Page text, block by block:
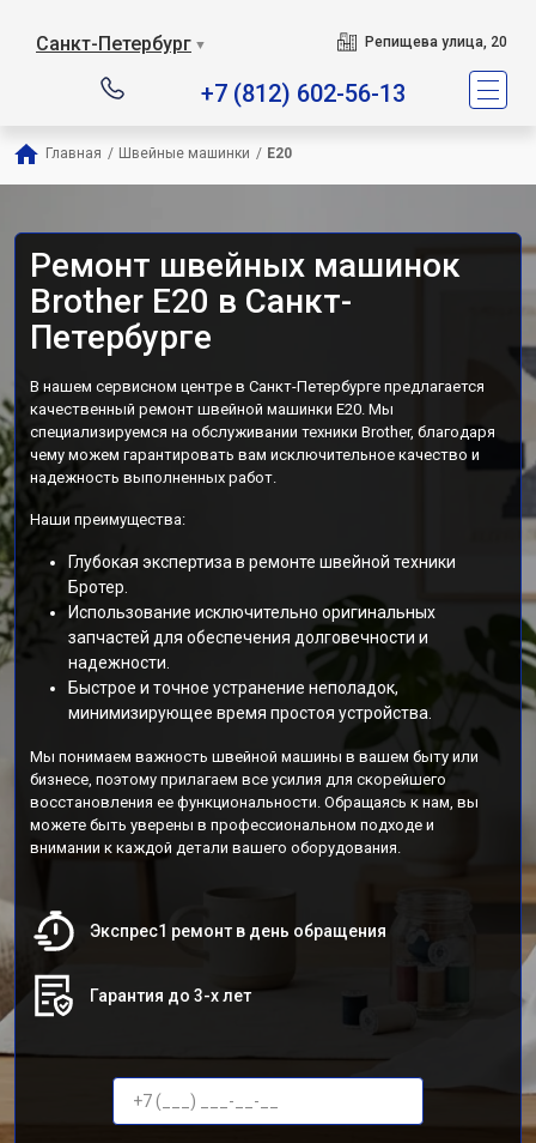
Санкт-Петербург ▼ Репищева улица, 20
+7 (812) 602-56-13
Главная / Швейные машинки / E20
Ремонт швейных машинок
Brother E20 в Санкт-
Петербурге
В нашем сервисном центре в Санкт-Петербурге предлагается
качественный ремонт швейной машинки E20. Мы
специализируемся на обслуживании техники Brother, благодаря
чему можем гарантировать вам исключительное качество и
надежность выполненных работ.
Наши преимущества:
Глубокая экспертиза в ремонте швейной техники
Бротер.
Использование исключительно оригинальных
запчастей для обеспечения долговечности и
надежности.
Быстрое и точное устранение неполадок,
минимизирующее время простоя устройства.
Мы понимаем важность швейной машины в вашем быту или
бизнесе, поэтому прилагаем все усилия для скорейшего
восстановления ее функциональности. Обращаясь к нам, вы
можете быть уверены в профессиональном подходе и
внимании к каждой детали вашего оборудования.
Экспрес1 ремонт в день обращения
Гарантия до 3-х лет